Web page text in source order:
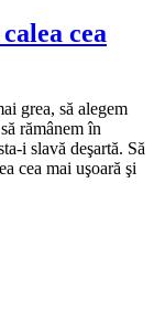
cea
grea, să alegem
rămânem în
i slavă deşartă. Să
cea mai uşoară şi